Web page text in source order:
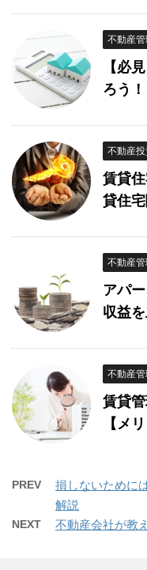
不動産管
【必
ろう！
不動産
賃貸
貸住
不動産管
アパ
収益
不動産管
賃貸
【メ
PREV
損しないために
解説
NEXT 不動産会社が教